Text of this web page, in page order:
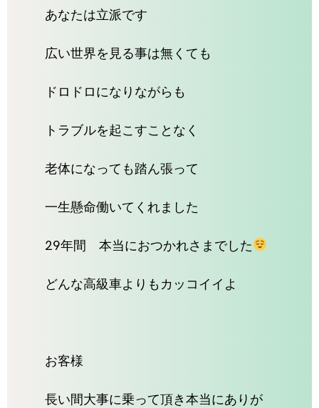
あなたは立派です
広い世界を見る事は無くても
ドロドロになりながらも
トラブルを起こすことなく
老体になっても踏ん張って
一生懸命働いてくれました
29年間 本当におつかれさまでした
どんな高級車よりもカッコイイよ
お客様
長い間大事に乗って頂き本当にありが